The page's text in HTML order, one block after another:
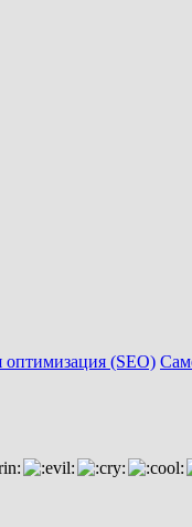
оптимизация (SEO)